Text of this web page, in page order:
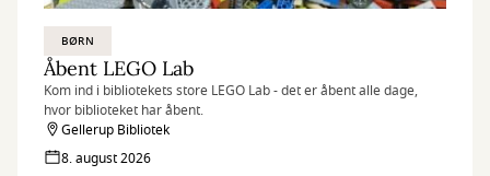
BØRN
Åbent LEGO Lab
Kom ind i bibliotekets store LEGO Lab - det er åbent alle dage,
hvor biblioteket har åbent.
Gellerup Bibliotek
8. august 2026